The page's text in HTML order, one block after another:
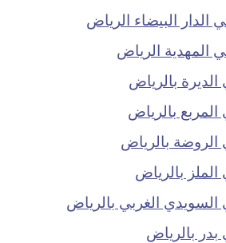
البيضاء الرياض
الرياض
بالرياض
بالرياض
بالرياض
بالرياض
الغربي بالرياض
بالرياض